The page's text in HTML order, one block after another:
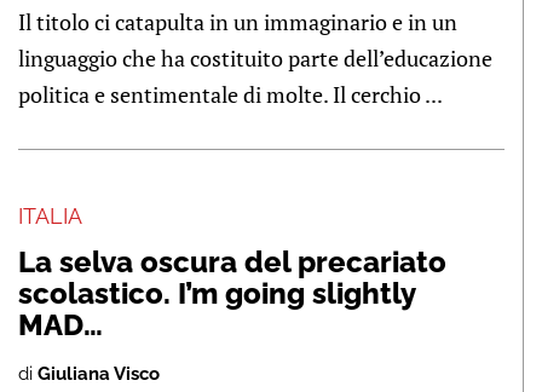
Il titolo ci catapulta in un immaginario e in un
linguaggio che ha costituito parte dell’educazione
politica e sentimentale di molte. Il cerchio ...
ITALIA
La selva oscura del precariato
scolastico. I’m going slightly
MAD…
di Giuliana Visco